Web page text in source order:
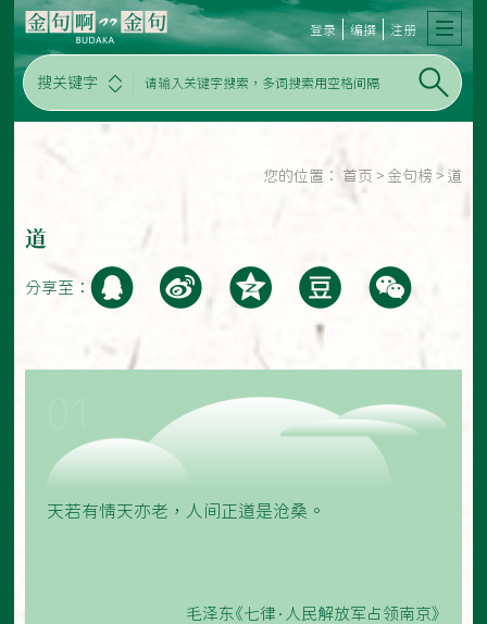
搜关键字
登录 编撰 注册
您的位置： 首页 > 金句榜 > 道
道
分享至：
天若有情天亦老，人间正道是沧桑。
毛泽东《七律·人民解放军占领南京》